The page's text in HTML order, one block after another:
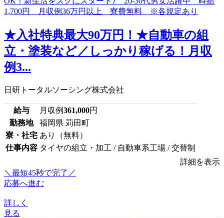
★入社特典最大90万円！★自動車の組
立・塗装など／しっかり稼げる！月収
例3...
日研トータルソーシング株式会社
給与 月収例361,000円
勤務地
福岡県 苅田町
寮・社宅 あり（無料）
仕事内容 タイヤの組立・加工 / 自動車系工場 / 交替制
詳細を表示
＼最短45秒で完了／
応募へ進む
詳しく
見る